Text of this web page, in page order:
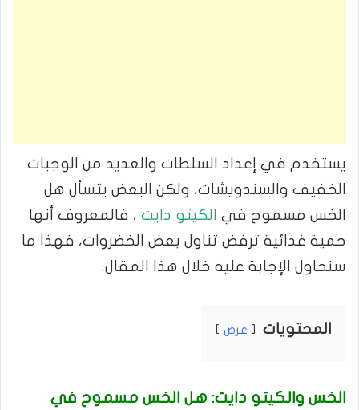
يستخدم في إعداد السلطات والعديد من الوجبات
الخفيف والسندويشات، ولكن البعض يتسأل هل
الخس مسموح في الكيتو دايت ، فالمعروف أنها
حمية غذائية ترفض تناول بعض الخضروات، فهذا ما
سنحاول الإجابة عليه خلال هذا المقال.
المحتويات عرض
الخس والكيتو دايت: هل الخس مسموح في